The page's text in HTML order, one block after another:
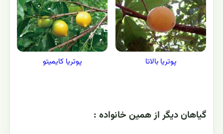
پوتریا بالاتا پوتریا کایمیتو
گياهان ديگر از همين خانواده :